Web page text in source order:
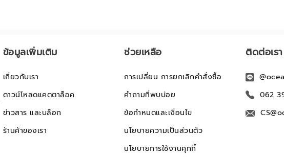
ข้อมูลเพิ่มเติม
เกี่ยวกับเรา
ดาวน์โหลดแคตตาล็อค
ข่าวสาร และบล็อก
ร้านค้าของเรา
ช่วยเหลือ
การเปลี่ยน การยกเลิกคำสั่งซื้อ
คำถามที่พบบ่อย
ข้อกำหนดและเงื่อนไข
นโยบายความเป็นส่วนตัว
นโยบายการใช้งานคุกกี้
ติดต่อเรา
062